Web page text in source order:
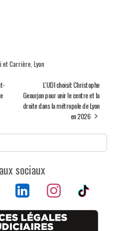
et Carrière, Lyon
L'UDI choisit Christophe
Geourjon pour unir le centre et la
droite dans la métropole de Lyon
en 2026
sociaux